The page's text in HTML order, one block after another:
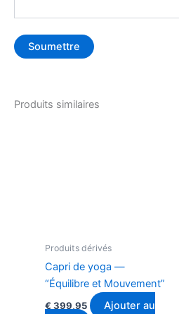
Produits similaires
Produits dérivés
Capri de yoga —
“Équilibre et Mouvement”
€ 399,95
Ajouter au